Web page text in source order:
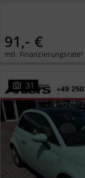
91,- €
mtl. Finanzierungsrate²
31